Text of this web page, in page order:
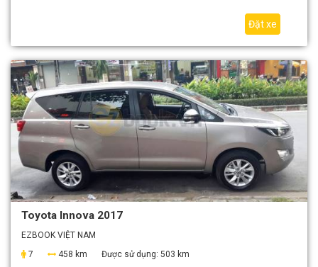
Đặt xe
Toyota Innova 2017
EZBOOK VIỆT NAM
7
458 km Được sử dụng: 503 km